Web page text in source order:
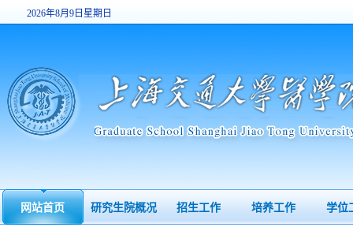
网站首页 研究生院概况 招生工作 培养工作 学位
2026年8月9日星期日
15:15:18